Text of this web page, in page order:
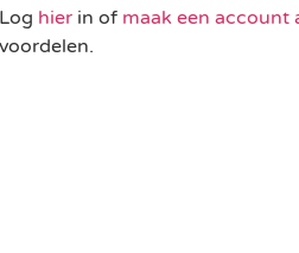
Log hier in of maak een account
voordelen.